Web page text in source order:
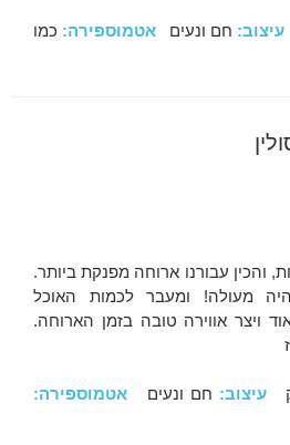
עיצוב: חם ונעים אטמוספירה: כמו
והכין עבורנו ארוחה מפנקת ביותר.
מעולה! ומעבר לכמות האוכל
ויצר אווירה טובה בזמן הארוחה.
עיצוב: חם ונעים אטמוספירה: